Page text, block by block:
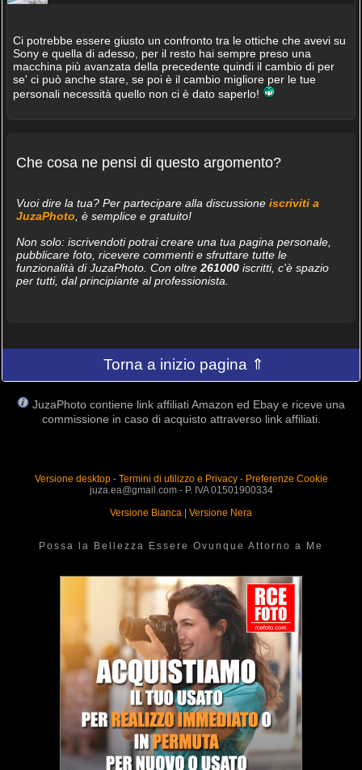
Ci potrebbe essere giusto un confronto tra le ottiche che avevi su
Sony e quella di adesso, per il resto hai sempre preso una
macchina più avanzata della precedente quindi il cambio di per
se' ci può anche stare, se poi è il cambio migliore per le tue
personali necessità quello non ci è dato saperlo!
Che cosa ne pensi di questo argomento?
Vuoi dire la tua? Per partecipare alla discussione iscriviti a
JuzaPhoto , è semplice e gratuito!
Non solo: iscrivendoti potrai creare una tua pagina personale,
pubblicare foto, ricevere commenti e sfruttare tutte le
funzionalità di JuzaPhoto. Con oltre 261000iscritti, c'è spazio
per tutti, dal principiante al professionista.
Torna a inizio pagina ⇑
JuzaPhoto contiene link affiliati Amazon ed Ebay e riceve una
commissione in caso di acquisto attraverso link affiliati.
Versione desktop- Termini di utilizzo e Privacy- Preferenze Cookie
juza.ea@gmail.com - P. IVA 01501900334
Versione Bianca | Versione Nera
Possa la Bellezza Essere Ovunque Attorno a Me